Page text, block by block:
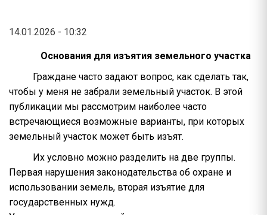
14.01.2026 - 10:32
Основания для изъятия земельного участка
Граждане часто задают вопрос, как сделать так,
чтобы у меня не забрали земельный участок. В этой
публикации мы рассмотрим наиболее часто
встречающиеся возможные варианты, при которых
земельный участок может быть изъят.
Их условно можно разделить на две группы.
Первая нарушения законодательства об охране и
использовании земель, вторая изъятие для
государственных нужд.